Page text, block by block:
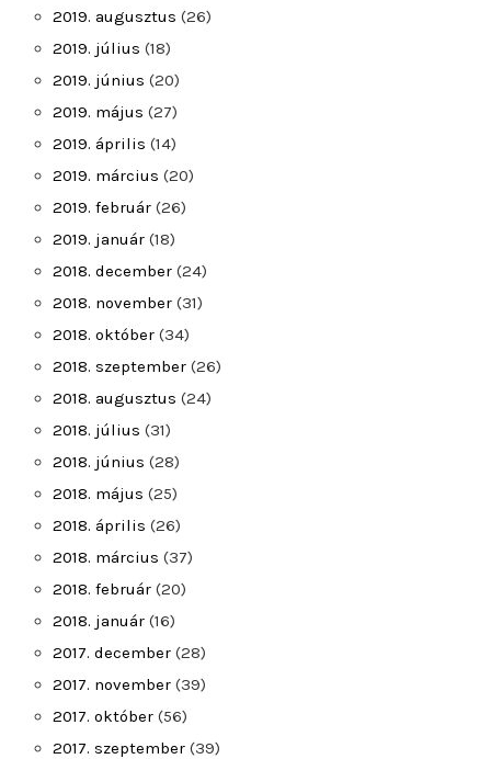
2019. augusztus (26)
2019. július (18)
2019. június (20)
2019. május (27)
2019. április (14)
2019. március (20)
2019. február (26)
2019. január (18)
2018. december (24)
2018. november (31)
2018. október (34)
2018. szeptember (26)
2018. augusztus (24)
2018. július (31)
2018. június (28)
2018. május (25)
2018. április (26)
2018. március (37)
2018. február (20)
2018. január (16)
2017. december (28)
2017. november (39)
2017. október (56)
2017. szeptember (39)